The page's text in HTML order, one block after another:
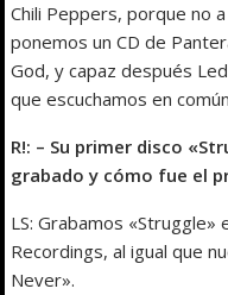
Chili Peppers, porque no
ponemos un CD de
God, y capaz después
que escuchamos en
R!: – Su primer disco
grabado y cómo fue el
LS: Grabamos
Recordings, al igual que
Never».